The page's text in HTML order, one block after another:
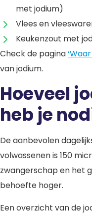
met jodium)
Vlees en
Keukenzout met
Check de pagina
van jodium.
Hoeveel
heb je
De aanbevolen
volwassenen is 150
zwangerschap en het
behoefte hoger.
Een overzicht van de